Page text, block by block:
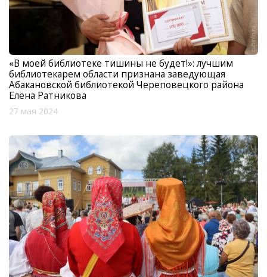
«В моей библиотеке тишины не будет!»: лучшим
библиотекарем области признана заведующая
Абакановской библиотекой Череповецкого района
Елена Ратникова
27 мая 2024